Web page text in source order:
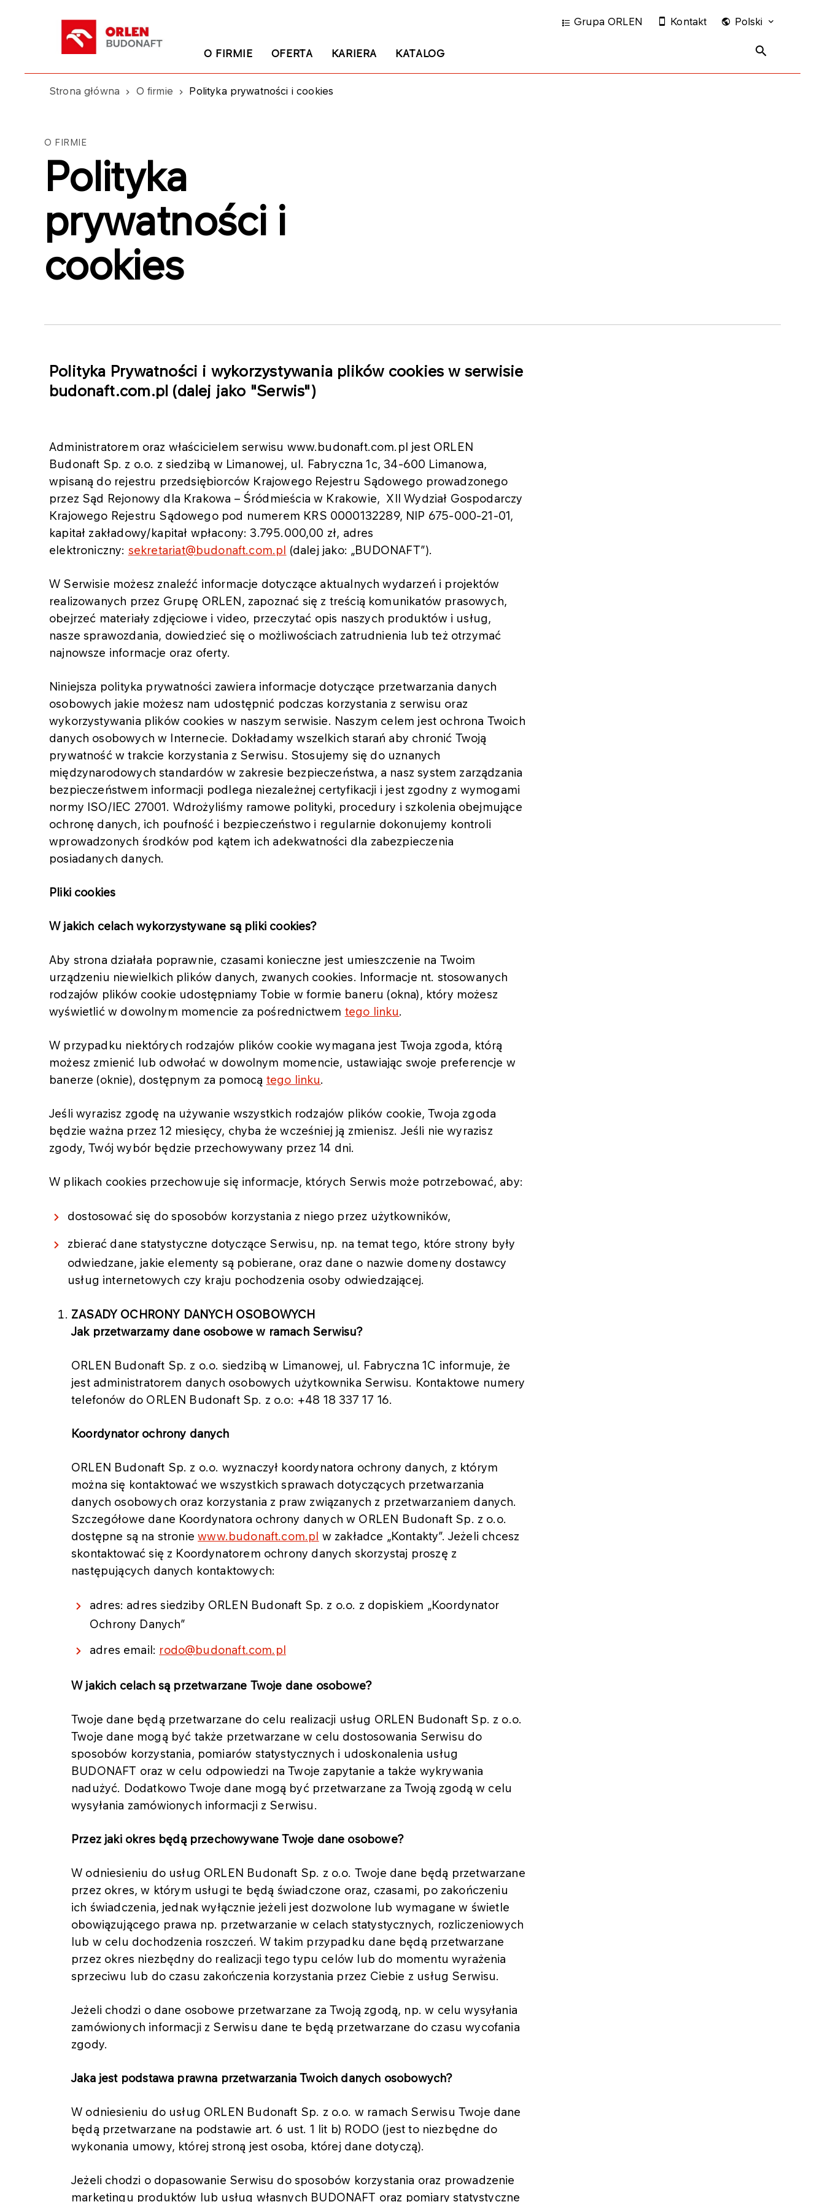
O FIRMIE OFERTA KARIERA KATALOG
Grupa ORLEN Kontakt Polski
Strona główna O firmie Polityka prywatności i cookies
O FIRMIE
Polityka
prywatności i
cookies
Polityka Prywatności i wykorzystywania plików cookies w serwisie
budonaft.com.pl (dalej jako "Serwis")
Administratorem oraz właścicielem serwisu www.budonaft.com.pl jest ORLEN
Budonaft Sp. z o.o. z siedzibą w Limanowej, ul. Fabryczna 1c, 34-600 Limanowa,
wpisaną do rejestru przedsiębiorców Krajowego Rejestru Sądowego prowadzonego
przez Sąd Rejonowy dla Krakowa – Śródmieścia w Krakowie, XII Wydział Gospodarczy
Krajowego Rejestru Sądowego pod numerem KRS 0000132289, NIP 675-000-21-01,
kapitał zakładowy/kapitał wpłacony: 3.795.000,00 zł, adres
elektroniczny: sekretariat@budonaft.com.pl (dalej jako: „BUDONAFT”).
W Serwisie możesz znaleźć informacje dotyczące aktualnych wydarzeń i projektów
realizowanych przez Grupę ORLEN, zapoznać się z treścią komunikatów prasowych,
obejrzeć materiały zdjęciowe i video, przeczytać opis naszych produktów i usług,
nasze sprawozdania, dowiedzieć się o możliwościach zatrudnienia lub też otrzymać
najnowsze informacje oraz oferty.
Niniejsza polityka prywatności zawiera informacje dotyczące przetwarzania danych
osobowych jakie możesz nam udostępnić podczas korzystania z serwisu oraz
wykorzystywania plików cookies w naszym serwisie. Naszym celem jest ochrona Twoich
danych osobowych w Internecie. Dokładamy wszelkich starań aby chronić Twoją
prywatność w trakcie korzystania z Serwisu. Stosujemy się do uznanych
międzynarodowych standardów w zakresie bezpieczeństwa, a nasz system zarządzania
bezpieczeństwem informacji podlega niezależnej certyfikacji i jest zgodny z wymogami
normy ISO/IEC 27001. Wdrożyliśmy ramowe polityki, procedury i szkolenia obejmujące
ochronę danych, ich poufność i bezpieczeństwo i regularnie dokonujemy kontroli
wprowadzonych środków pod kątem ich adekwatności dla zabezpieczenia
posiadanych danych.
Pliki cookies
W jakich celach wykorzystywane są pliki cookies?
Aby strona działała poprawnie, czasami konieczne jest umieszczenie na Twoim
urządzeniu niewielkich plików danych, zwanych cookies. Informacje nt. stosowanych
rodzajów plików cookie udostępniamy Tobie w formie baneru (okna), który możesz
wyświetlić w dowolnym momencie za pośrednictwem tego linku.
W przypadku niektórych rodzajów plików cookie wymagana jest Twoja zgoda, którą
możesz zmienić lub odwołać w dowolnym momencie, ustawiając swoje preferencje w
banerze (oknie), dostępnym za pomocą tego linku.
Jeśli wyrazisz zgodę na używanie wszystkich rodzajów plików cookie, Twoja zgoda
będzie ważna przez 12 miesięcy, chyba że wcześniej ją zmienisz. Jeśli nie wyrazisz
zgody, Twój wybór będzie przechowywany przez 14 dni.
W plikach cookies przechowuje się informacje, których Serwis może potrzebować, aby:
dostosować się do sposobów korzystania z niego przez użytkowników,
zbierać dane statystyczne dotyczące Serwisu, np. na temat tego, które strony były
odwiedzane, jakie elementy są pobierane, oraz dane o nazwie domeny dostawcy
usług internetowych czy kraju pochodzenia osoby odwiedzającej.
ZASADY OCHRONY DANYCH OSOBOWYCH
Jak przetwarzamy dane osobowe w ramach Serwisu?
ORLEN Budonaft Sp. z o.o. siedzibą w Limanowej, ul. Fabryczna 1C informuje, że
jest administratorem danych osobowych użytkownika Serwisu. Kontaktowe numery
telefonów do ORLEN Budonaft Sp. z o.o: +48 18 337 17 16.
Koordynator ochrony danych
ORLEN Budonaft Sp. z o.o. wyznaczył koordynatora ochrony danych, z którym
można się kontaktować we wszystkich sprawach dotyczących przetwarzania
danych osobowych oraz korzystania z praw związanych z przetwarzaniem danych.
Szczegółowe dane Koordynatora ochrony danych w ORLEN Budonaft Sp. z o.o.
dostępne są na stroniewww.budonaft.com.pl w zakładce „Kontakty”. Jeżeli chcesz
skontaktować się z Koordynatorem ochrony danych skorzystaj proszę z
następujących danych kontaktowych:
adres: adres siedziby ORLEN Budonaft Sp. z o.o. z dopiskiem „Koordynator
Ochrony Danych”
adres email: rodo@budonaft.com.pl
W jakich celach są przetwarzane Twoje dane osobowe?
Twoje dane będą przetwarzane do celu realizacji usług ORLEN Budonaft Sp. z o.o.
Twoje dane mogą być także przetwarzane w celu dostosowania Serwisu do
sposobów korzystania, pomiarów statystycznych i udoskonalenia usług
BUDONAFT oraz w celu odpowiedzi na Twoje zapytanie a także wykrywania
nadużyć. Dodatkowo Twoje dane mogą być przetwarzane za Twoją zgodą w celu
wysyłania zamówionych informacji z Serwisu.
Przez jaki okres będą przechowywane Twoje dane osobowe?
W odniesieniu do usług ORLEN Budonaft Sp. z o.o. Twoje dane będą przetwarzane
przez okres, w którym usługi te będą świadczone oraz, czasami, po zakończeniu
ich świadczenia, jednak wyłącznie jeżeli jest dozwolone lub wymagane w świetle
obowiązującego prawa np. przetwarzanie w celach statystycznych, rozliczeniowych
lub w celu dochodzenia roszczeń. W takim przypadku dane będą przetwarzane
przez okres niezbędny do realizacji tego typu celów lub do momentu wyrażenia
sprzeciwu lub do czasu zakończenia korzystania przez Ciebie z usług Serwisu.
Jeżeli chodzi o dane osobowe przetwarzane za Twoją zgodą, np. w celu wysyłania
zamówionych informacji z Serwisu dane te będą przetwarzane do czasu wycofania
zgody.
Jaka jest podstawa prawna przetwarzania Twoich danych osobowych?
W odniesieniu do usług ORLEN Budonaft Sp. z o.o. w ramach Serwisu Twoje dane
będą przetwarzane na podstawie art. 6 ust. 1 lit b) RODO (jest to niezbędne do
wykonania umowy, której stroną jest osoba, której dane dotyczą).
Jeżeli chodzi o dopasowanie Serwisu do sposobów korzystania oraz prowadzenie
marketingu produktów lub usług własnych BUDONAFT oraz pomiary statystyczne